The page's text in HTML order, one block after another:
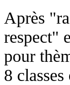
Après
respect"
pour
8